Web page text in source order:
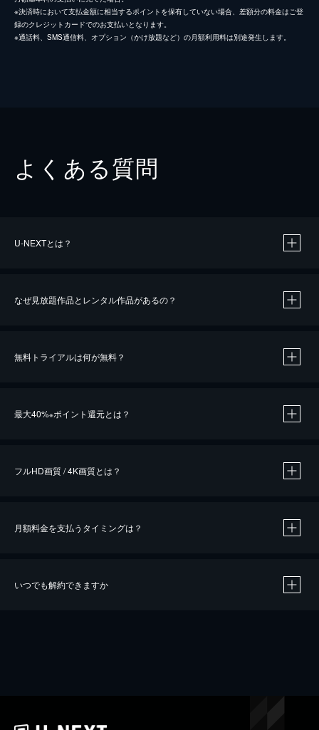
※決済時において支払金額に相当するポイントを保有していない場合、差額分の料金はご登
録のクレジットカードでのお支払いとなります。
※通話料、SMS通信料、オプション（かけ放題など）の月額利用料は別途発生します。
よくある質問
U-NEXTとは？
なぜ見放題作品とレンタル作品があるの？
無料トライアルは何が無料？
最大40%※ポイント還元とは？
※40％ポイント還元の対象は、クレジットカード決済による作品の購入 / レンタルです。
iOSアプリのUコイン決済による作品の購入 / レンタルは、20％のポイント還元です。
フルHD画質 / 4K画質とは？
月額料金を支払うタイミングは？
いつでも解約できますか